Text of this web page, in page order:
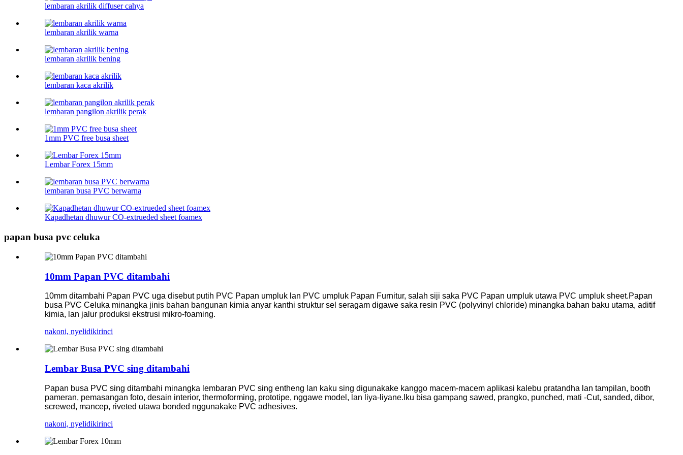
lembaran akrilik diffuser cahya
lembaran akrilik warna
lembaran akrilik bening
lembaran kaca akrilik
lembaran pangilon akrilik perak
1mm PVC free busa sheet
Lembar Forex 15mm
lembaran busa PVC berwarna
Kapadhetan dhuwur CO-extrueded sheet foamex
papan busa pvc celuka
10mm Papan PVC ditambahi
10mm ditambahi Papan PVC uga disebut putih PVC Papan umpluk lan PVC umpluk Papan Furnitur, salah siji saka PVC Papan umpluk utawa PVC umpluk sheet.Papan
busa PVC Celuka minangka jinis bahan bangunan kimia anyar kanthi struktur sel seragam digawe saka resin PVC (polyvinyl chloride) minangka bahan baku utama, aditif
kimia, lan jalur produksi ekstrusi mikro-foaming.
nakoni, nyelidikirinci
Lembar Busa PVC sing ditambahi
Papan busa PVC sing ditambahi minangka lembaran PVC sing entheng lan kaku sing digunakake kanggo macem-macem aplikasi kalebu pratandha lan tampilan, booth
pameran, pemasangan foto, desain interior, thermoforming, prototipe, nggawe model, lan liya-liyane.Iku bisa gampang sawed, prangko, punched, mati -Cut, sanded, dibor,
screwed, mancep, riveted utawa bonded nggunakake PVC adhesives.
nakoni, nyelidikirinci